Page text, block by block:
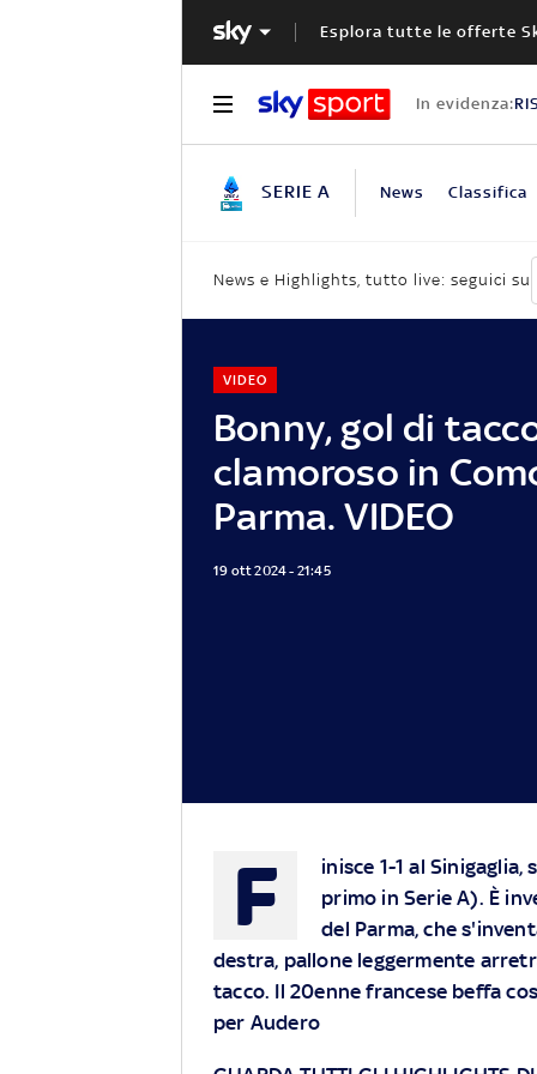
Esplora tutte le offerte
In evidenza:
SERIE A News Classifica
News e Highlights, tutto live: seguici su
Bonny, gol di
clamoroso in
Parma. VIDEO
VIDEO
19 ott 2024 - 21:45
F
inisce 1-1 al
primo in Serie A). È
del Parma, che
destra, pallone leggermente
tacco. Il 20enne francese beffa
per Audero